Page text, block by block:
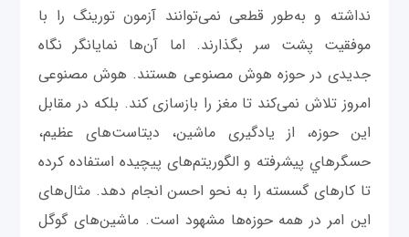
نداشته و به‌طور قطعی نمی‌توانند آزمون تورینگ را با
موفقیت پشت سر بگذارند. اما آن‌ها نمایانگر نگاه
جدیدی در حوزه هوش مصنوعی هستند. هوش مصنوعی
امروز تلاش نمی‌کند تا مغز را بازسازی کند. بلکه در مقابل
این حوزه، از یادگیری ماشین، دیتاست‌های عظیم،
حسگرهاي پیشرفته و الگوریتم‌های پیچیده استفاده کرده
تا کارهای گسسته را به نحو احسن انجام دهد. مثال‌های
این امر در همه حوزه‌ها مشهود است. ماشین‌های گوگل